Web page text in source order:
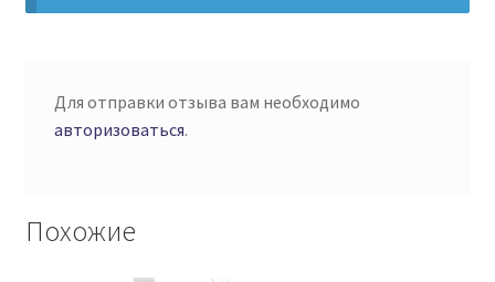
Для отправки отзыва вам необходимо
авторизоваться.
Похожие